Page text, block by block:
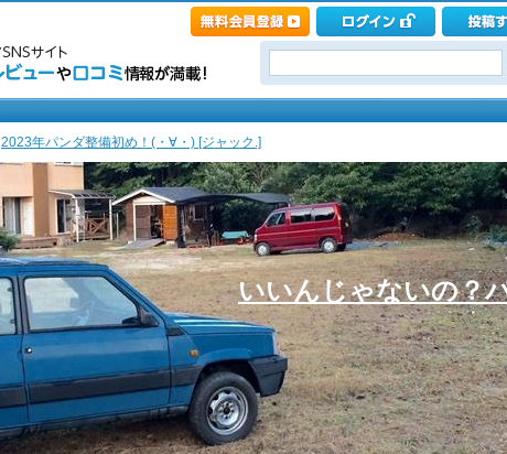
2023年パンダ整備初め！(・∀・) [ジャック.]
いいんじゃないの？